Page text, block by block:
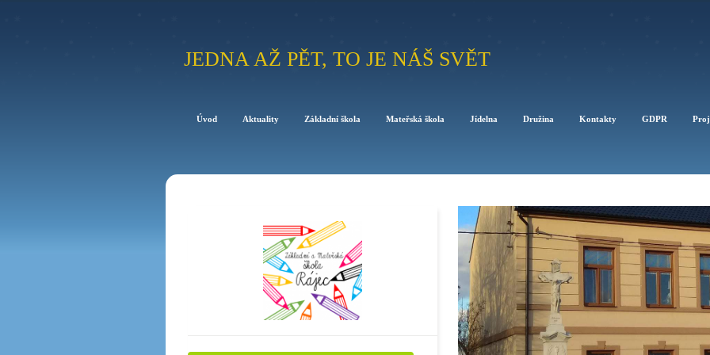
JEDNA AŽ PĚT, TO JE NÁŠ SVĚT
Úvod Aktuality Základní škola Mateřská škola Jídelna Družina Kontakty GDPR